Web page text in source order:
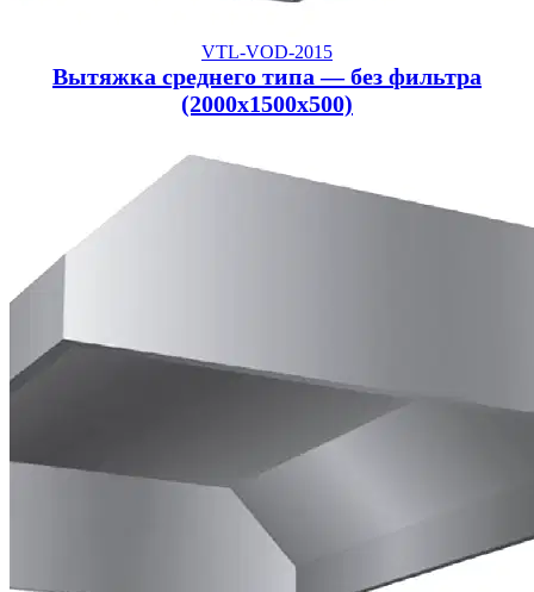
VTL-VOD-2015
Вытяжка среднего типа — без фильтра
(2000x1500x500)